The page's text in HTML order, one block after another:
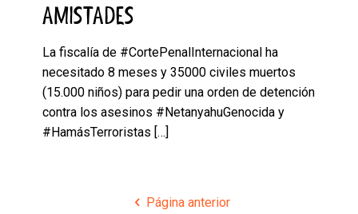
AMISTADES
La fiscalía de #CortePenalInternacional ha
necesitado 8 meses y 35000 civiles muertos
(15.000 niños) para pedir una orden de detención
contra los asesinos #NetanyahuGenocida y
#HamásTerroristas […]
Página anterior